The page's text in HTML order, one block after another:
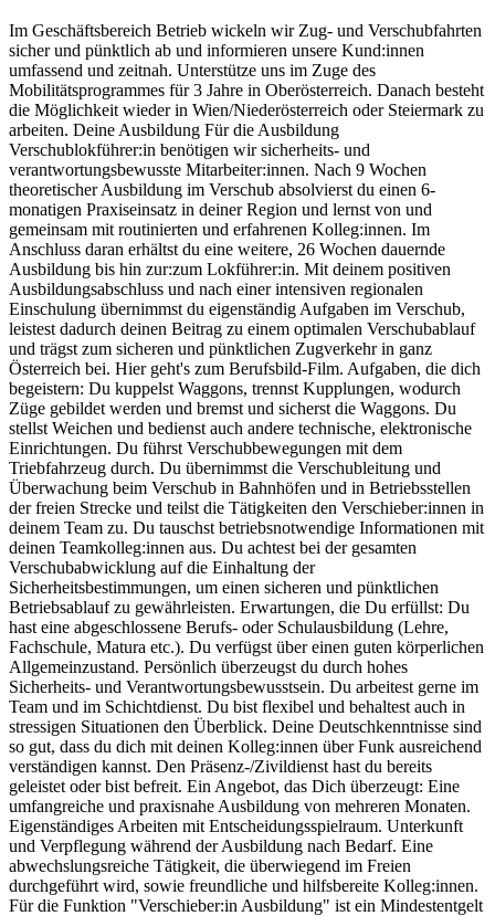
Im Geschäftsbereich Betrieb wickeln wir Zug- und Verschubfahrten
sicher und pünktlich ab und informieren unsere Kund:innen
umfassend und zeitnah. Unterstütze uns im Zuge des
Mobilitätsprogrammes für 3 Jahre in Oberösterreich. Danach besteht
die Möglichkeit wieder in Wien/Niederösterreich oder Steiermark zu
arbeiten. Deine Ausbildung Für die Ausbildung
Verschublokführer:in benötigen wir sicherheits- und
verantwortungsbewusste Mitarbeiter:innen. Nach 9 Wochen
theoretischer Ausbildung im Verschub absolvierst du einen 6-
monatigen Praxiseinsatz in deiner Region und lernst von und
gemeinsam mit routinierten und erfahrenen Kolleg:innen. Im
Anschluss daran erhältst du eine weitere, 26 Wochen dauernde
Ausbildung bis hin zur:zum Lokführer:in. Mit deinem positiven
Ausbildungsabschluss und nach einer intensiven regionalen
Einschulung übernimmst du eigenständig Aufgaben im Verschub,
leistest dadurch deinen Beitrag zu einem optimalen Verschubablauf
und trägst zum sicheren und pünktlichen Zugverkehr in ganz
Österreich bei. Hier geht's zum Berufsbild-Film. Aufgaben, die dich
begeistern: Du kuppelst Waggons, trennst Kupplungen, wodurch
Züge gebildet werden und bremst und sicherst die Waggons. Du
stellst Weichen und bedienst auch andere technische, elektronische
Einrichtungen. Du führst Verschubbewegungen mit dem
Triebfahrzeug durch. Du übernimmst die Verschubleitung und
Überwachung beim Verschub in Bahnhöfen und in Betriebsstellen
der freien Strecke und teilst die Tätigkeiten den Verschieber:innen in
deinem Team zu. Du tauschst betriebsnotwendige Informationen mit
deinen Teamkolleg:innen aus. Du achtest bei der gesamten
Verschubabwicklung auf die Einhaltung der
Sicherheitsbestimmungen, um einen sicheren und pünktlichen
Betriebsablauf zu gewährleisten. Erwartungen, die Du erfüllst: Du
hast eine abgeschlossene Berufs- oder Schulausbildung (Lehre,
Fachschule, Matura etc.). Du verfügst über einen guten körperlichen
Allgemeinzustand. Persönlich überzeugst du durch hohes
Sicherheits- und Verantwortungsbewusstsein. Du arbeitest gerne im
Team und im Schichtdienst. Du bist flexibel und behaltest auch in
stressigen Situationen den Überblick. Deine Deutschkenntnisse sind
so gut, dass du dich mit deinen Kolleg:innen über Funk ausreichend
verständigen kannst. Den Präsenz-/Zivildienst hast du bereits
geleistet oder bist befreit. Ein Angebot, das Dich überzeugt: Eine
umfangreiche und praxisnahe Ausbildung von mehreren Monaten.
Eigenständiges Arbeiten mit Entscheidungsspielraum. Unterkunft
und Verpflegung während der Ausbildung nach Bedarf. Eine
abwechslungsreiche Tätigkeit, die überwiegend im Freien
durchgeführt wird, sowie freundliche und hilfsbereite Kolleg:innen.
Für die Funktion "Verschieber:in Ausbildung" ist ein Mindestentgelt